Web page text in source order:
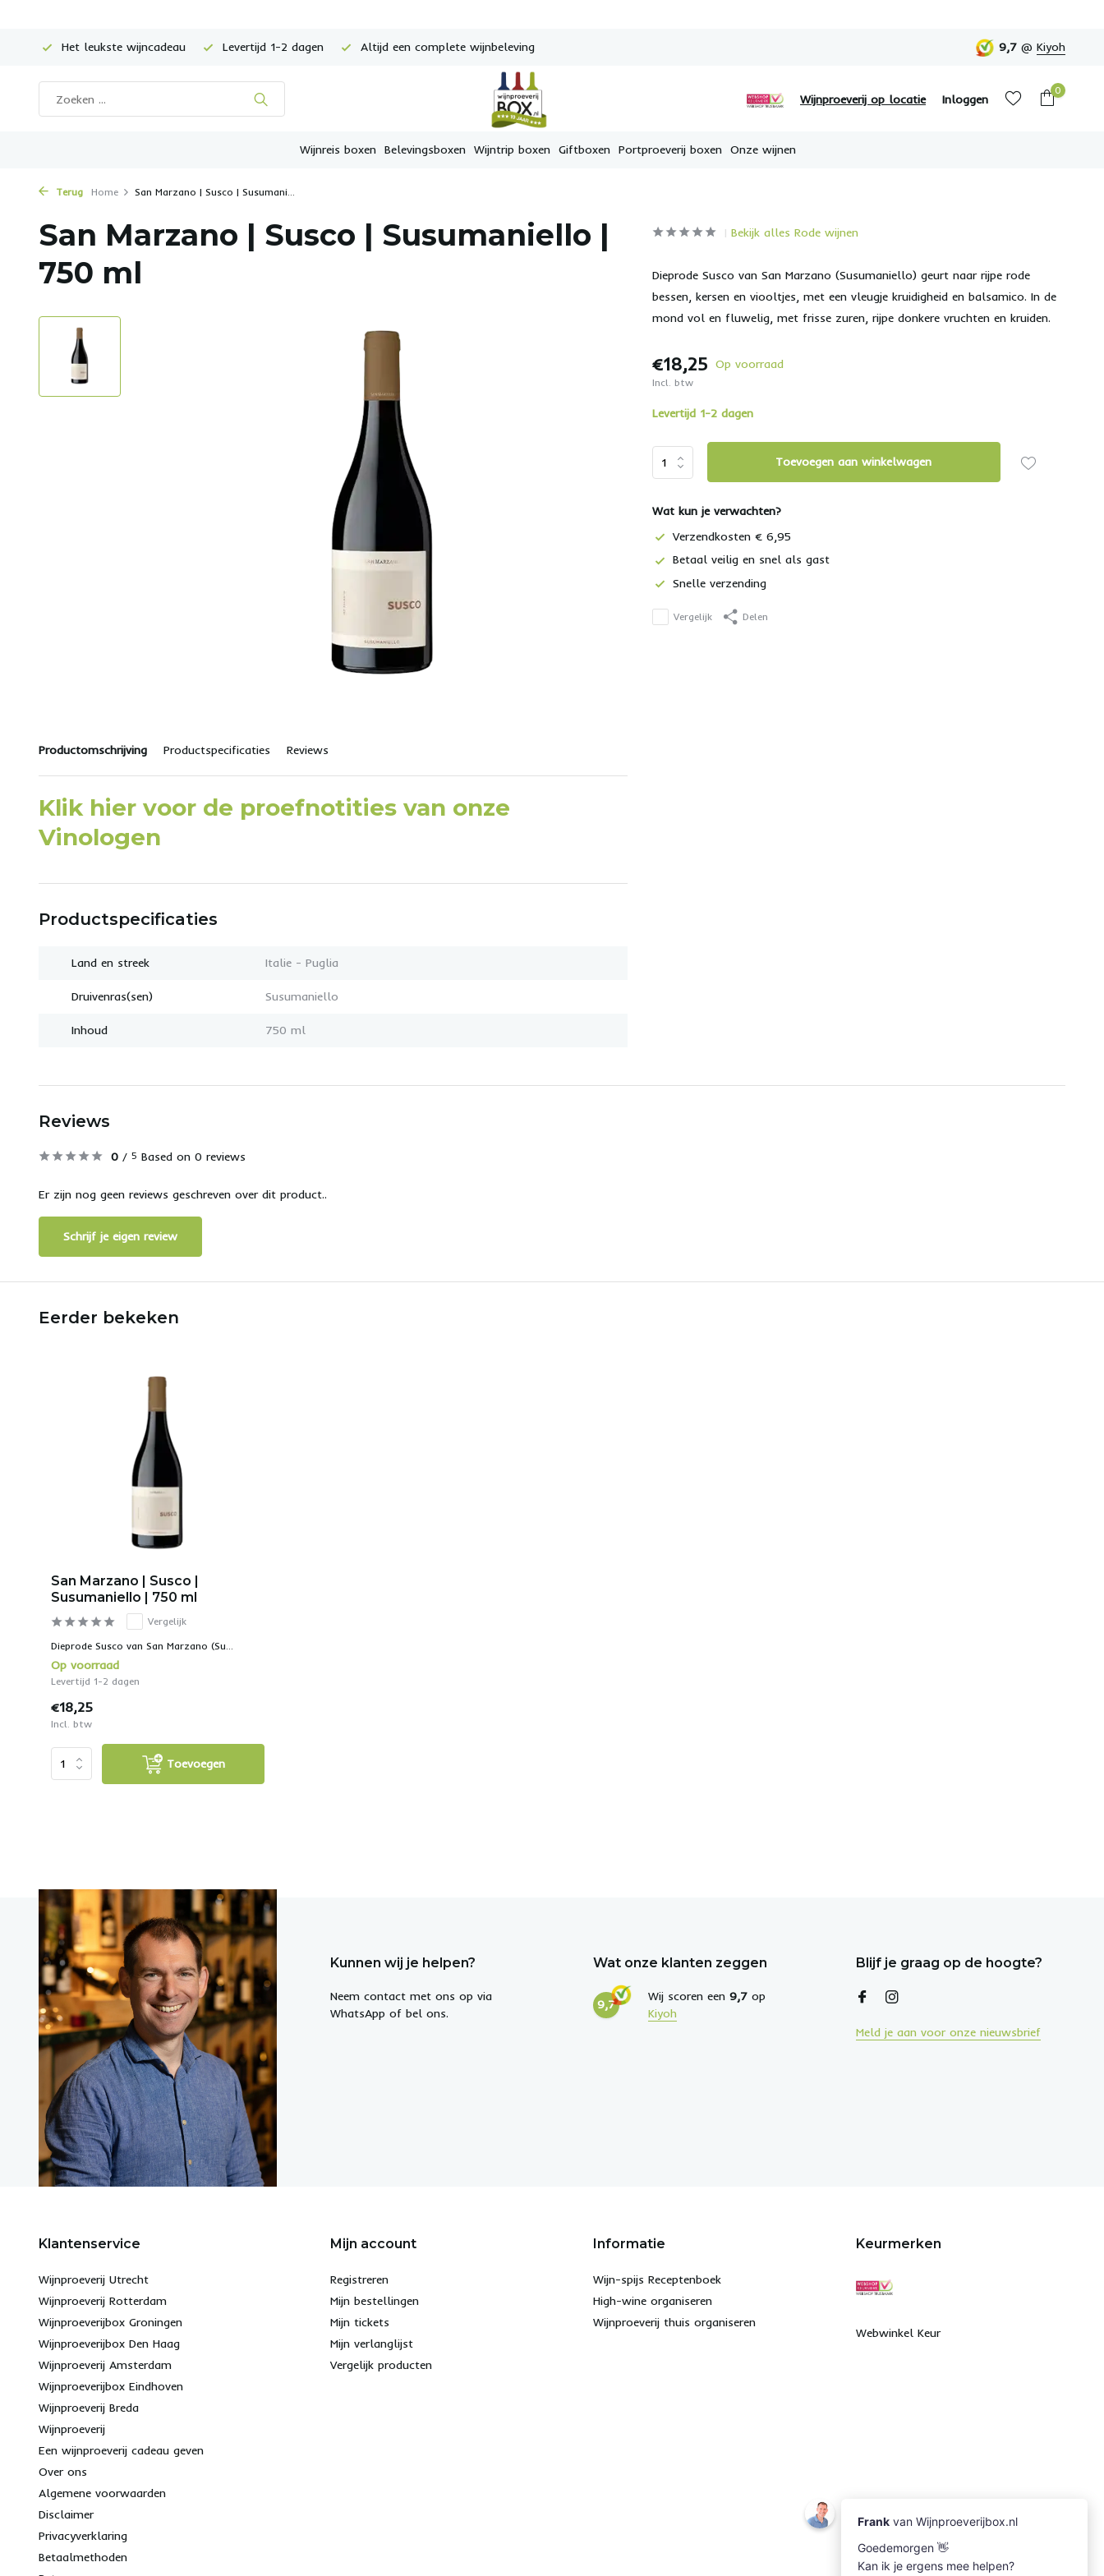
Het leukste wijncadeau Levertijd 1-2 dagen Altijd een complete wijnbeleving 9,7 @ Kiyoh
Wijnproeverij op locatie Inloggen
0
Wijnreis boxen Belevingsboxen Wijntrip boxen Giftboxen Portproeverij boxen Onze wijnen
Terug Home San Marzano | Susco | Susumani...
San Marzano | Susco | Susumaniello |
750 ml
Productomschrijving Productspecificaties Reviews
Klik hier voor de proefnotities van onze
Vinologen
Productspecificaties
Land en streek Italie - Puglia
Druivenras(sen) Susumaniello
Inhoud 750 ml
Bekijk alles Rode wijnen
Dieprode Susco van San Marzano (Susumaniello) geurt naar rijpe rode
bessen, kersen en viooltjes, met een vleugje kruidigheid en balsamico. In de
mond vol en fluwelig, met frisse zuren, rijpe donkere vruchten en kruiden.
€18,25 Op voorraad
Incl. btw
Levertijd 1-2 dagen
Toevoegen aan winkelwagen
Wat kun je verwachten?
Verzendkosten € 6,95
Betaal veilig en snel als gast
Snelle verzending
Vergelijk Delen
Reviews
0 / 5 Based on 0 reviews
Er zijn nog geen reviews geschreven over dit product..
Schrijf je eigen review
Eerder bekeken
San Marzano | Susco |
Susumaniello | 750 ml
Vergelijk
Dieprode Susco van San Marzano (Su...
Op voorraad
Levertijd 1-2 dagen
€18,25
Incl. btw
Toevoegen
Kunnen wij je helpen?
Neem contact met ons op via
WhatsApp of bel ons.
Wat onze klanten zeggen
9,7
Wij scoren een 9,7 op
Kiyoh
Blijf je graag op de hoogte?
Meld je aan voor onze nieuwsbrief
Klantenservice
Wijnproeverij Utrecht
Wijnproeverij Rotterdam
Wijnproeverijbox Groningen
Wijnproeverijbox Den Haag
Wijnproeverij Amsterdam
Wijnproeverijbox Eindhoven
Wijnproeverij Breda
Wijnproeverij
Een wijnproeverij cadeau geven
Over ons
Algemene voorwaarden
Disclaimer
Privacyverklaring
Betaalmethoden
Mijn account
Registreren
Mijn bestellingen
Mijn tickets
Mijn verlanglijst
Vergelijk producten
Informatie
Wijn-spijs Receptenboek
High-wine organiseren
Wijnproeverij thuis organiseren
Keurmerken
Webwinkel Keur